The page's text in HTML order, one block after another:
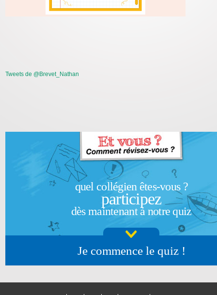
Tweets de @Brevet_Nathan
quel collégien êtes-vous ?
participez
dès maintenant à notre quiz
Je commence le quiz !